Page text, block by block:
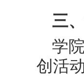
三
学
创活